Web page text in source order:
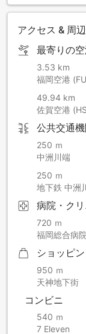
２―２８１―１８
【利用時間】チ
日１０：００
【 料 金 】
【お願い＆お断
有料駐車場のお
【こども料金につ
こども料金はご
生：こどもＡ又
アクセス & 周
最寄りの
3.53 km
福岡空港
49.94 km
佐賀空港
公共交通
250 ｍ
中洲川端
250 ｍ
地下鉄 中洲
病院・ク
720 ｍ
福岡総合病
ショッピ
950 ｍ
天神地下街
コンビニ
540 ｍ
7 Eleven